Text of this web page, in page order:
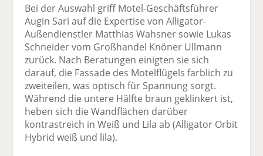
Bei der Auswahl griff Motel-Geschäftsführer
Augin Sari auf die Expertise von Alligator-
Außendienstler Matthias Wahsner sowie Lukas
Schneider vom Großhandel Knöner Ullmann
zurück. Nach Beratungen einigten sie sich
darauf, die Fassade des Motelflügels farblich zu
zweiteilen, was optisch für Spannung sorgt.
Während die untere Hälfte braun geklinkert ist,
heben sich die Wandflächen darüber
kontrastreich in Weiß und Lila ab (Alligator Orbit
Hybrid weiß und lila).